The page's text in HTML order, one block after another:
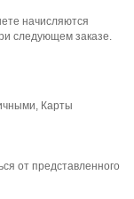
начисляются
следующем заказе.
Карты
от представленного